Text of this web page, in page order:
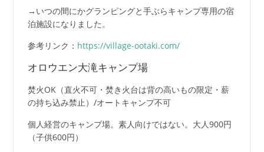
→いつの間にかグランピングと手ぶらキャンプ専用の宿
泊施設になりました。
参考リンク： https://village-ootaki.com/
オロウエン大滝キャンプ場
焚火OK（直火不可・焚き火台は背の高いもの限定・薪
の持ち込み禁止）/オートキャンプ不可
個人経営のキャンプ場。素人向けではない。大人900円
（子供600円）